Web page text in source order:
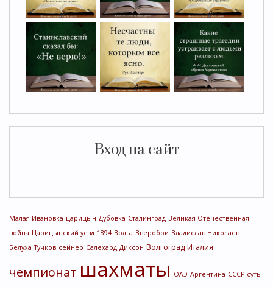
Вход на сайт
Малая Ивановка царицын Дубовка Сталинград Великая Отечественная
война Царицынский уезд 1894 Волга Зверобои Владислав Николаев
Белуха Тучков сейнер Салехард Диксон Волгоград Италия
чемпионат шахматы ОАЭ Аргентина СССР суть